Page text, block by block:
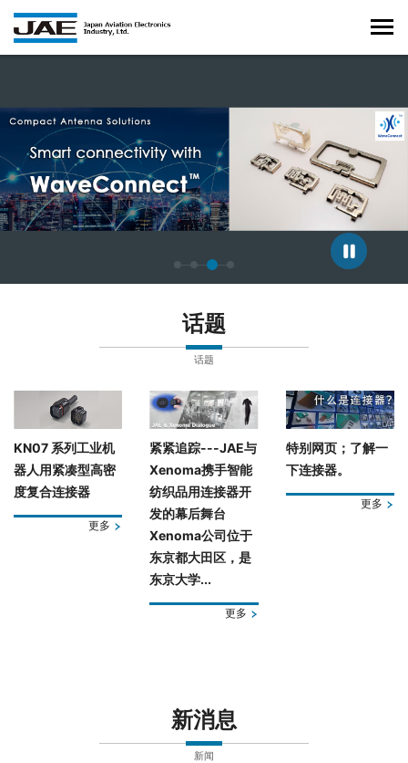
话题
话题
KN07 系列工业机
器人用紧凑型高密
度复合连接器
更多
紧紧追踪---JAE与
Xenoma携手智能
纺织品用连接器开
发的幕后舞台
Xenoma公司位于
东京都大田区，是
东京大学...
更多
特别网页；了解一
下连接器。
更多
新消息
新闻